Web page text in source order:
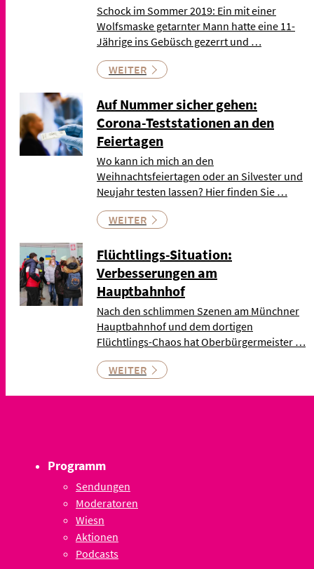
Schock im Sommer 2019: Ein mit einer
Wolfsmaske getarnter Mann hatte eine 11-
Jährige ins Gebüsch gezerrt und …
WEITER
Auf Nummer sicher gehen:
Corona-Teststationen an den
Feiertagen
Wo kann ich mich an den
Weihnachtsfeiertagen oder an Silvester und
Neujahr testen lassen? Hier finden Sie …
WEITER
Flüchtlings-Situation:
Verbesserungen am
Hauptbahnhof
Nach den schlimmen Szenen am Münchner
Hauptbahnhof und dem dortigen
Flüchtlings-Chaos hat Oberbürgermeister …
WEITER
Programm
Sendungen
Moderatoren
Wiesn
Aktionen
Podcasts